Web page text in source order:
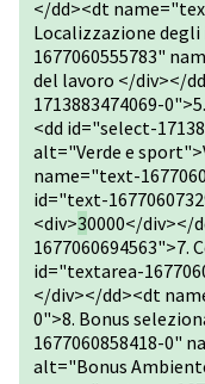
</dd><dt
Localizzazione
1677060555783"
del lavoro </div></
1713883474069-
<dd id="select-
alt="Verde e
name="text-
id="text-
<div>30000</div></
id="textarea-
</div></dd><dt
0">8. Bonus
1677060858418-0"
alt="Bonus